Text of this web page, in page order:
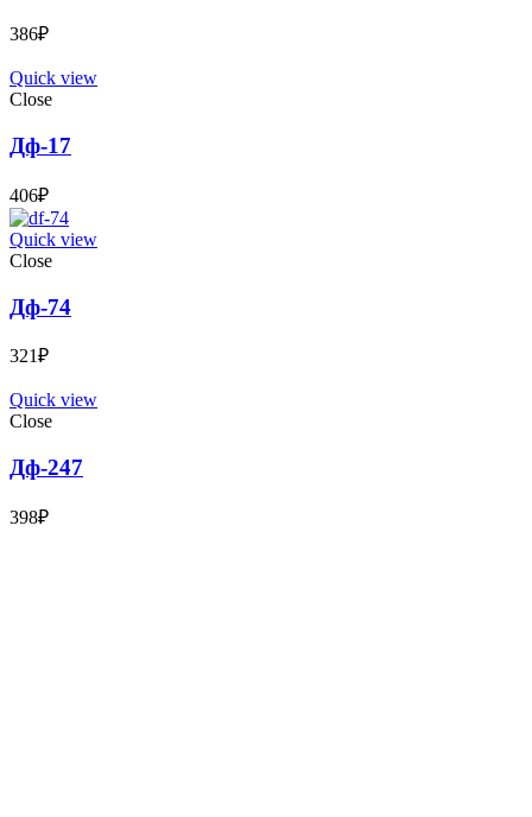
386₽
Quick view
Close
Дф-17
406₽
Quick view
Close
Дф-74
321₽
Quick view
Close
Дф-247
398₽